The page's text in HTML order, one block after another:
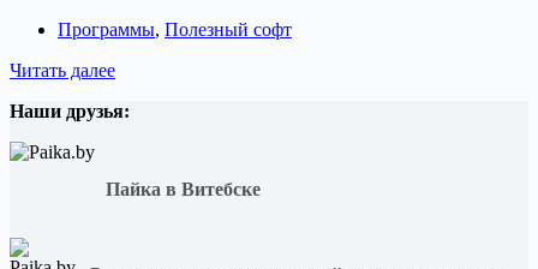
Программы, Полезный софт
Читать далееНужно
обновлять
Наши друзья:
Пайка в Витебске